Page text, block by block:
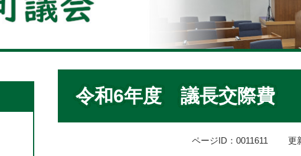
令和6年度 議長交際費
ページID：0011611 更